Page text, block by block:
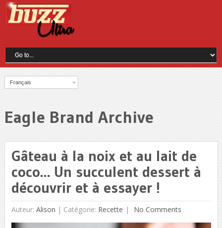
Français
Eagle Brand Archive
Gâteau à la noix et au lait de
coco… Un succulent dessert à
découvrir et à essayer !
Auteur: Alison | Catégorie: Recette No Comments